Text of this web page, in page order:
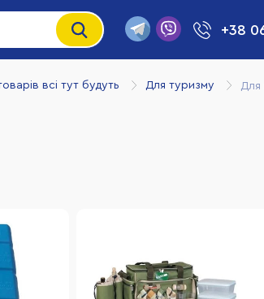
+38
всі тут будуть Для туризму Для